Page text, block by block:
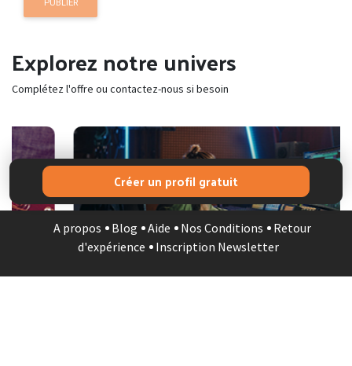
Explorez notre univers
Complétez l'offre ou contactez-nous si besoin
STUDIO MUSIQUE
Créer un profil gratuit
A propos Blog Aide Nos Conditions
Retour
d'expérience
Inscription Newsletter